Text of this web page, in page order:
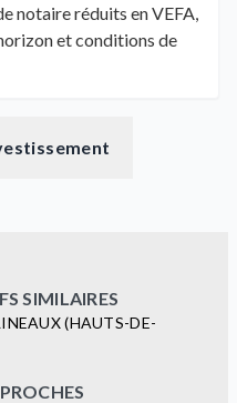
notaire réduits en VEFA,
et conditions de
SIMILAIRES
(HAUTS-DE-